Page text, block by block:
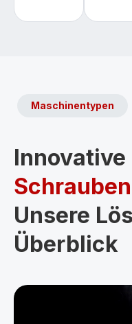
Maschinentypen
Innovative
Unsere
Überblick